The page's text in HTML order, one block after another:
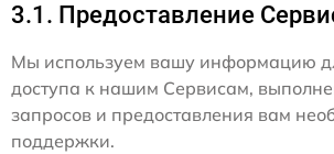
3.1. Предоставление
Мы используем вашу информацию
доступа к нашим Сервисам,
запросов и предоставления вам
поддержки.